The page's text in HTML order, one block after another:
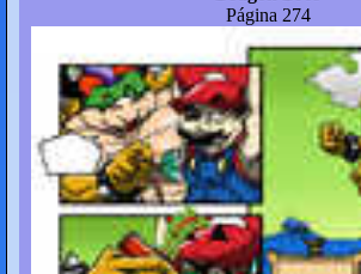
Página 274